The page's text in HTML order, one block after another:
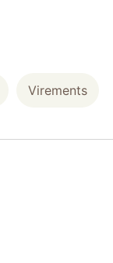
Virements